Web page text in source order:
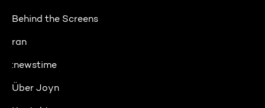
Behind the Screens
ran
:newstime
Über Joyn